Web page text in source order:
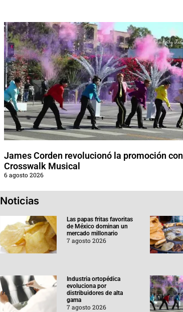
James Corden revolucionó la promoción con
Crosswalk Musical
6 agosto 2026
Noticias
Las papas fritas favoritas
de México dominan un
mercado millonario
7 agosto 2026
Industria ortopédica
evoluciona por
distribuidores de alta
gama
7 agosto 2026